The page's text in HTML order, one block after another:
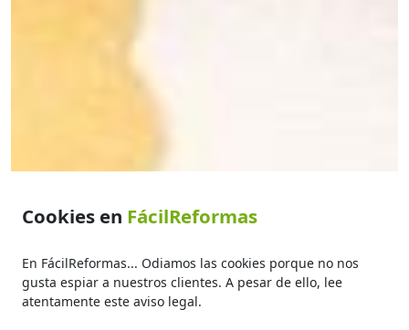
Cookies en FácilReformas
En FácilReformas... Odiamos las cookies porque no nos
gusta espiar a nuestros clientes. A pesar de ello, lee
atentamente este aviso legal.